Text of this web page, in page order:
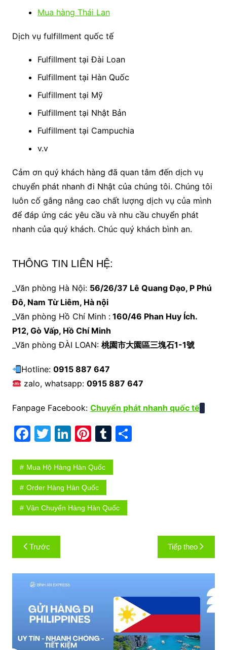
Mua hàng Thái Lan
Dịch vụ fulfillment quốc tế
Fulfillment tại Đài Loan
Fulfillment tại Hàn Quốc
Fulfillment tại Mỹ
Fulfillment tại Nhật Bản
Fulfillment tại Campuchia
v.v
Cảm ơn quý khách hàng đã quan tâm đến dịch vụ
chuyển phát nhanh đi Nhật của chúng tôi. Chúng tôi
luôn cố gắng nâng cao chất lượng dịch vụ của mình
để đáp ứng các yêu cầu và nhu cầu chuyển phát
nhanh của quý khách. Chúc quý khách bình an.
THÔNG TIN LIÊN HỆ:
_Văn phòng Hà Nội: 56/26/37 Lê Quang Đạo, P Phú
Đô, Nam Từ Liêm, Hà nội
_Văn phòng Hồ Chí Minh :160/46 Phan Huy Ích.
P12, Gò Vấp, Hồ Chí Minh
_Văn phòng ĐÀI LOAN: 桃園市大園區三塊石1-1號
Hotline:0915 887 647
zalo, whatsapp:0915 887 647
Fanpage Facebook: Chuyển phát nhanh quốc tế
F
c
e
b
o
o
k
T
itt
er
Li
k
e
dI
n
Pi
er
e
st
T
m
r
S
Mua Hộ Hàng Hàn Quốc
Order Hàng Hàn Quốc
Vận Chuyển Hàng Hàn Quốc
Điều
hướng
bài
viết
Trước Tiếp theo